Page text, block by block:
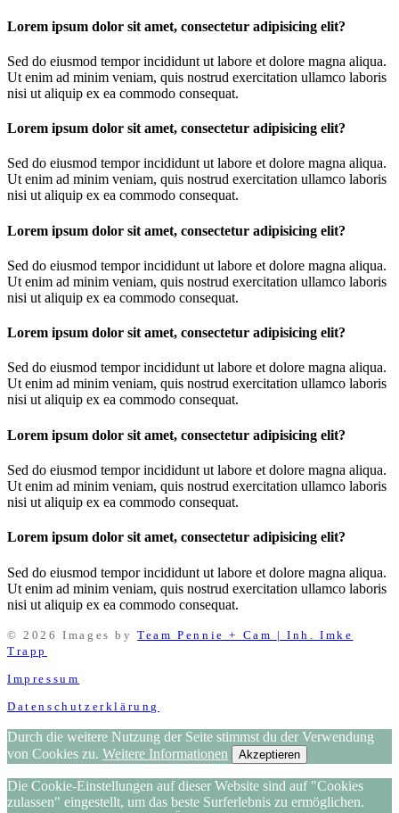
Lorem ipsum dolor sit amet, consectetur adipisicing elit?
Sed do eiusmod tempor incididunt ut labore et dolore magna aliqua.
Ut enim ad minim veniam, quis nostrud exercitation ullamco laboris
nisi ut aliquip ex ea commodo consequat.
Lorem ipsum dolor sit amet, consectetur adipisicing elit?
Sed do eiusmod tempor incididunt ut labore et dolore magna aliqua.
Ut enim ad minim veniam, quis nostrud exercitation ullamco laboris
nisi ut aliquip ex ea commodo consequat.
Lorem ipsum dolor sit amet, consectetur adipisicing elit?
Sed do eiusmod tempor incididunt ut labore et dolore magna aliqua.
Ut enim ad minim veniam, quis nostrud exercitation ullamco laboris
nisi ut aliquip ex ea commodo consequat.
Lorem ipsum dolor sit amet, consectetur adipisicing elit?
Sed do eiusmod tempor incididunt ut labore et dolore magna aliqua.
Ut enim ad minim veniam, quis nostrud exercitation ullamco laboris
nisi ut aliquip ex ea commodo consequat.
Lorem ipsum dolor sit amet, consectetur adipisicing elit?
Sed do eiusmod tempor incididunt ut labore et dolore magna aliqua.
Ut enim ad minim veniam, quis nostrud exercitation ullamco laboris
nisi ut aliquip ex ea commodo consequat.
Lorem ipsum dolor sit amet, consectetur adipisicing elit?
Sed do eiusmod tempor incididunt ut labore et dolore magna aliqua.
Ut enim ad minim veniam, quis nostrud exercitation ullamco laboris
nisi ut aliquip ex ea commodo consequat.
© 2026 Images byTeam Pennie + Cam | Inh. Imke
Trapp
Impressum
Datenschutzerklärung
Durch die weitere Nutzung der Seite stimmst du der Verwendung
von Cookies zu. Weitere Informationen Akzeptieren
Die Cookie-Einstellungen auf dieser Website sind auf "Cookies
zulassen" eingestellt, um das beste Surferlebnis zu ermöglichen.